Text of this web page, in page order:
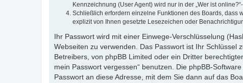
Kennzeichnung (User Agent) wird nur in der „Wer ist
Schließlich erfordern einzelne Funktionen des Boards, dass
explizit von Ihnen gesetzte Lesezeichen oder
Ihr Passwort wird mit einer Einwege-Verschlüsselung
Webseiten zu verwenden. Das Passwort ist Ihr
Betreibers, von phpBB Limited oder ein Dritter
mein Passwort vergessen“ benutzen. Die phpBB-
Passwort an diese Adresse, mit dem Sie dann auf das